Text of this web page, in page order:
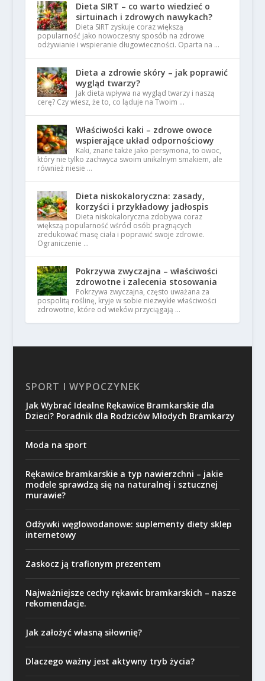
Dieta SIRT – co warto wiedzieć o
sirtuinach i zdrowych nawykach?
Dieta SIRT zyskuje coraz większą
popularność jako nowoczesny sposób na zdrowe
odżywianie i wspieranie długowieczności. Oparta na …
Dieta a zdrowie skóry – jak poprawić
wygląd twarzy?
Jak dieta wpływa na wygląd twarzy i naszą
cerę? Czy wiesz, że to, co ląduje na Twoim …
Właściwości kaki – zdrowe owoce
wspierające układ odpornościowy
Kaki, znane także jako persymona, to owoc,
który nie tylko zachwyca swoim unikalnym smakiem, ale
również niesie …
Dieta niskokaloryczna: zasady,
korzyści i przykładowy jadłospis
Dieta niskokaloryczna zdobywa coraz
większą popularność wśród osób pragnących
zredukować masę ciała i poprawić swoje zdrowie.
Ograniczenie …
Pokrzywa zwyczajna – właściwości
zdrowotne i zalecenia stosowania
Pokrzywa zwyczajna, często uważana za
pospolitą roślinę, kryje w sobie niezwykłe właściwości
zdrowotne, które od wieków przyciągają …
SPORT I WYPOCZYNEK
Jak Wybrać Idealne Rękawice Bramkarskie dla
Dzieci? Poradnik dla Rodziców Młodych Bramkarzy
Moda na sport
Rękawice bramkarskie a typ nawierzchni – jakie
modele sprawdzą się na naturalnej i sztucznej
murawie?
Odżywki węglowodanowe: suplementy diety sklep
internetowy
Zaskocz ją trafionym prezentem
Najważniejsze cechy rękawic bramkarskich – nasze
rekomendacje.
Jak założyć własną siłownię?
Dlaczego ważny jest aktywny tryb życia?